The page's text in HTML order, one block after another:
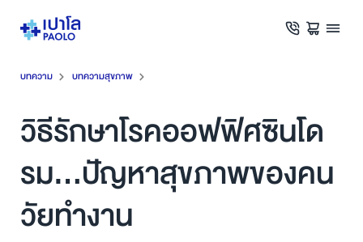
บทความ บทความสุขภาพ
วิธีรักษาโรคออฟฟิศซินโด
รม...ปัญหาสุขภาพของคน
วัยทำงาน